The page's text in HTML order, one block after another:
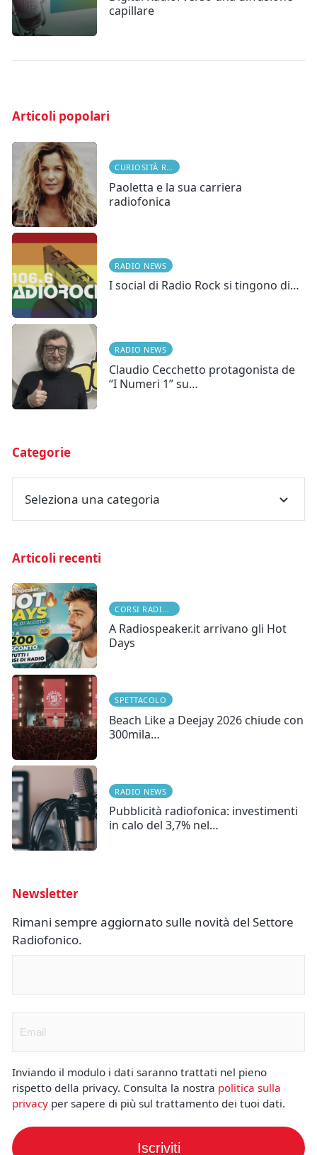
capillare
Articoli popolari
CURIOSITÀ RADIOFONICHE
Paoletta e la sua carriera
radiofonica
RADIO NEWS
I social di Radio Rock si tingono di…
RADIO NEWS
Claudio Cecchetto protagonista de
“I Numeri 1” su…
Categorie
Seleziona una categoria
Articoli recenti
A Radiospeaker.it arrivano gli Hot
Days
SPETTACOLO
Beach Like a Deejay 2026 chiude con
300mila…
RADIO NEWS
Pubblicità radiofonica: investimenti
in calo del 3,7% nel…
Newsletter
Rimani sempre aggiornato sulle novità del Settore
Radiofonico.
(Obbligatorio)
Inviando il modulo i dati saranno trattati nel pieno
rispetto della privacy. Consulta la nostra politica sulla
privacy per sapere di più sul trattamento dei tuoi dati.